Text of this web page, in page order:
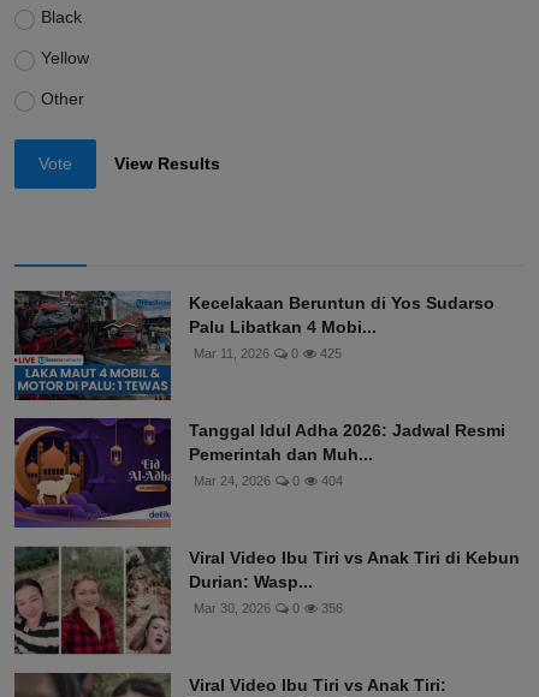
Black
Yellow
Other
Vote View Results
Kecelakaan Beruntun di Yos Sudarso
Palu Libatkan 4 Mobi...
Mar 11, 2026 0 425
Tanggal Idul Adha 2026: Jadwal Resmi
Pemerintah dan Muh...
Mar 24, 2026 0 404
Viral Video Ibu Tiri vs Anak Tiri di Kebun
Durian: Wasp...
Mar 30, 2026 0 356
Viral Video Ibu Tiri vs Anak Tiri: